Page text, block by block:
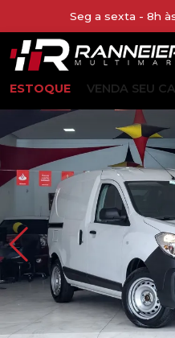
Seg a sexta - 8h
ESTOQUE VENDA SEU